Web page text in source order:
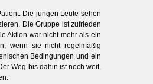
Die jungen Leute sehen
Die Gruppe ist zufrieden
Aktion war nicht mehr als ein
wenn sie nicht regelmäßig
Bedingungen und ein
Weg bis dahin ist noch weit.